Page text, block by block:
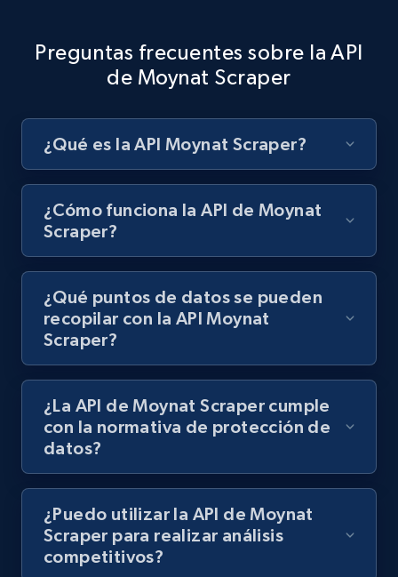
Preguntas frecuentes sobre la API
de Moynat Scraper
¿Qué es la API Moynat Scraper?
¿Cómo funciona la API de Moynat
Scraper?
¿Qué puntos de datos se pueden
recopilar con la API Moynat
Scraper?
¿La API de Moynat Scraper cumple
con la normativa de protección de
datos?
¿Puedo utilizar la API de Moynat
Scraper para realizar análisis
competitivos?